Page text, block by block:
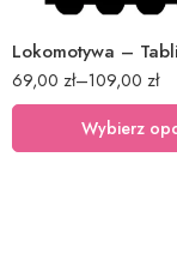
69,00 zł–109,00 zł
Wybierz